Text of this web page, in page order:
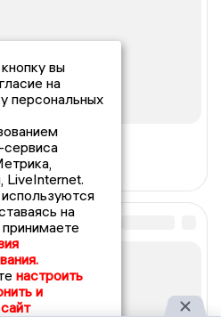
вы
на
персональных
сервиса
LiveInternet.
на
настроить
и